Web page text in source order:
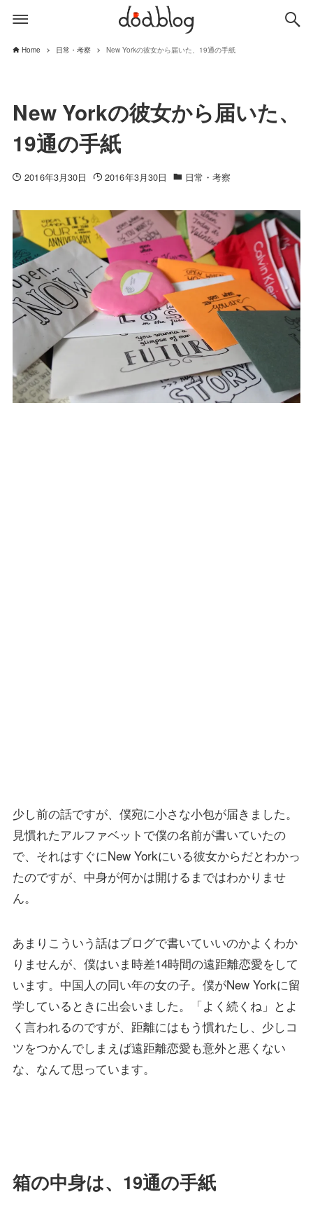
Home 日常・考察 New Yorkの彼女から届いた、19通の手紙
New Yorkの彼女から届いた、
19通の手紙
2016年3月30日 2016年3月30日 日常・考察
少し前の話ですが、僕宛に小さな小包が届きました。
見慣れたアルファベットで僕の名前が書いていたの
で、それはすぐにNew Yorkにいる彼女からだとわかっ
たのですが、中身が何かは開けるまではわかりませ
ん。
あまりこういう話はブログで書いていいのかよくわか
りませんが、僕はいま時差14時間の遠距離恋愛をして
います。中国人の同い年の女の子。僕がNew Yorkに留
学しているときに出会いました。「よく続くね」とよ
く言われるのですが、距離にはもう慣れたし、少しコ
ツをつかんでしまえば遠距離恋愛も意外と悪くない
な、なんて思っています。
箱の中身は、19通の手紙